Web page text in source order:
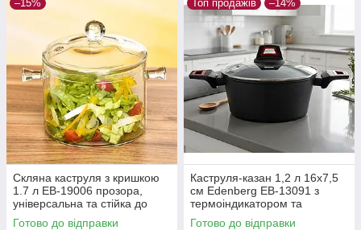
–15%
Скляна каструля з кришкою
1.7 л EB-19006 прозора,
універсальна та стійка до
високих температур
Готово до відправки
Топ продажів –14%
Каструля-казан 1,2 л 16x7,5
см Edenberg EB-13091 з
термоіндикатором та
скляною кришкою
Готово до відправки